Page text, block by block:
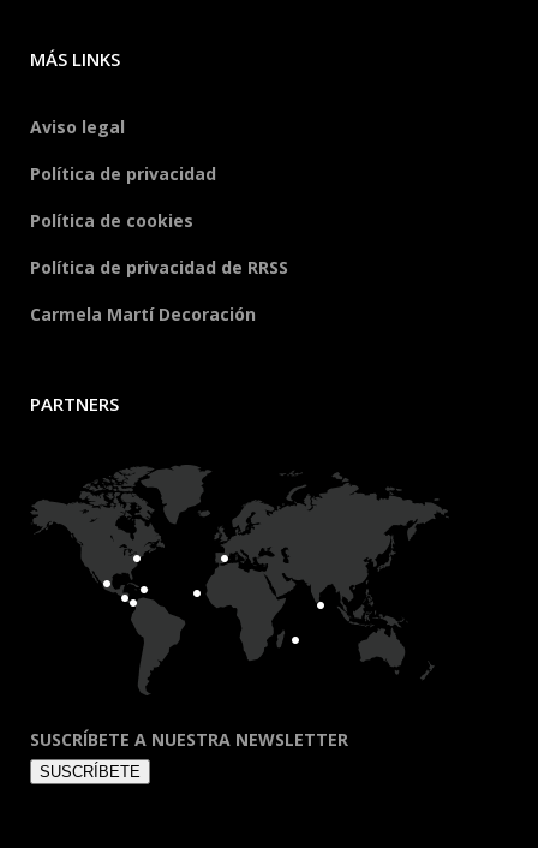
MÁS LINKS
Aviso legal
Política de privacidad
Política de cookies
Política de privacidad de RRSS
Carmela Martí Decoración
PARTNERS
SUSCRÍBETE A NUESTRA NEWSLETTER
SUSCRÍBETE